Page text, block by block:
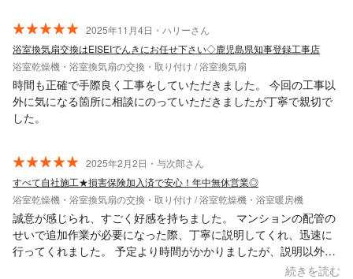
2025年11月4日・ハリーさん
浴室換気扇交換はEISEIでんきにお任せ下さい◇鹿児島県知事登録工事店
浴室乾燥機・浴室換気扇の交換・取り付け / 浴室換気扇
時間も正確で手際良く工事をしていただきました。 今回の工事以
外に気になる箇所に相談にのっていただきましたが丁寧で親切で
した。
2025年2月2日・与次郎さん
すべて自社施工★損害保険加入済で安心！年中無休営業◎
浴室乾燥機・浴室換気扇の交換・取り付け / 浴室乾燥機・浴室暖房機
誠意が感じられ、すごく好感を持ちました。 マンションの配管の
せいで追加作業が必要になった際、丁寧に説明してくれ、迅速に
行ってくれました。 予定より時間がかかりましたが、説明以外の
追加費用を請求されること無く、施工後も問題ありません。続きを読む